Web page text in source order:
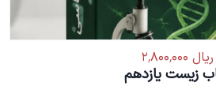
زیست یازدهم